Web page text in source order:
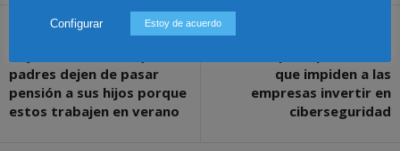
Artículo anterior
padres dejen de pasar
pensión a sus hijos porque
estos trabajen en verano
que impiden a las
empresas invertir en
ciberseguridad
Configurar Estoy de acuerdo